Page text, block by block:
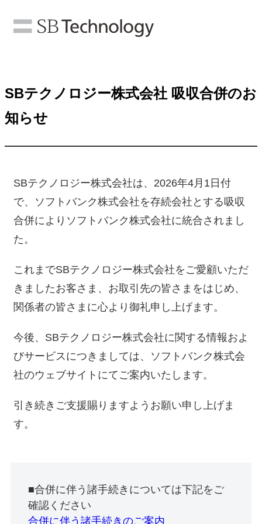
SBテクノロジー株式会社 吸収合併のお
知らせ
SBテクノロジー株式会社は、2026年4月1日付
で、ソフトバンク株式会社を存続会社とする吸収
合併によりソフトバンク株式会社に統合されまし
た。
これまでSBテクノロジー株式会社をご愛顧いただ
きましたお客さま、お取引先の皆さまをはじめ、
関係者の皆さまに心より御礼申し上げます。
今後、SBテクノロジー株式会社に関する情報およ
びサービスにつきましては、ソフトバンク株式会
社のウェブサイトにてご案内いたします。
引き続きご支援賜りますようお願い申し上げま
す。
■合併に伴う諸手続きについては下記をご
確認ください
合併に伴う諸手続きのご案内